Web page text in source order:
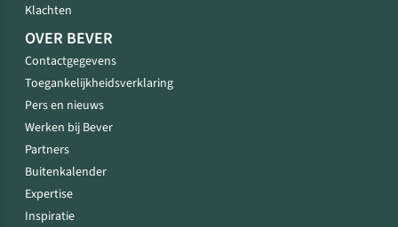
Klachten
OVER BEVER
Contactgegevens
Toegankelijkheidsverklaring
Pers en nieuws
Werken bij Bever
Partners
Buitenkalender
Expertise
Inspiratie